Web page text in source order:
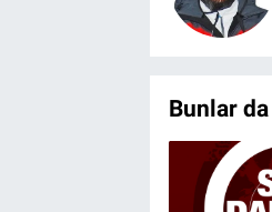
Bunlar